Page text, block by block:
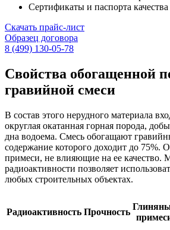
Сертификаты и паспорта качества
Скачать прайс-лист
Образец договора
8 (499) 130-05-78
Свойства обогащенной
гравийной смеси
В состав этого нерудного материала
округлая окатанная горная порода,
дна водоема. Смесь обогащают
содержание которого доходит до
примеси, не влияющие на ее качество.
радиоактивности позволяет
любых строительных объектах.
Радиоактивность Прочность